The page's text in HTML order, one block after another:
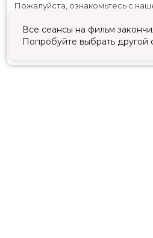
Все сеансы на фильм
Попробуйте выбрать другой
Пожалуйста, ознакомьтесь с